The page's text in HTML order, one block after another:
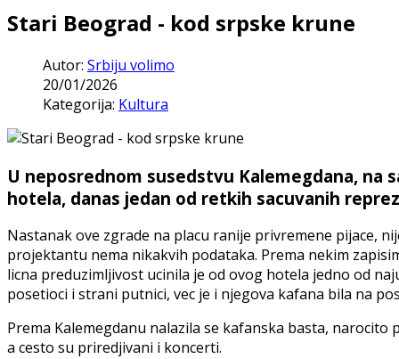
Stari Beograd - kod srpske krune
Autor: Srbiju volimo
20/01/2026
Kategorija: Kultura
U neposrednom susedstvu Kalemegdana, na
hotela, danas jedan od retkih sacuvanih
Nastanak ove zgrade na placu ranije privremene pijace,
projektantu nema nikakvih podataka. Prema nekim
licna preduzimljivost ucinila je od ovog hotela jedno od
posetioci i strani putnici, vec je i njegova kafana bila na
Prema Kalemegdanu nalazila se kafanska basta,
a cesto su priredjivani i koncerti.